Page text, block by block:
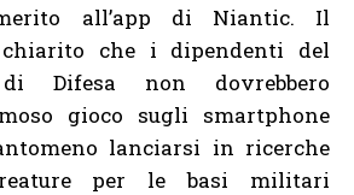
all’app di Niantic. Il
chiarito che i dipendenti del
Difesa non dovrebbero
gioco sugli smartphone
lanciarsi in ricerche
per le basi militari